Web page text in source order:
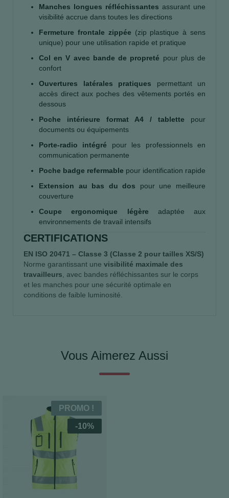
Manches longues réfléchissantes assurant une
visibilité accrue dans toutes les directions
Fermeture frontale zippée (zip plastique à sens
unique) pour une utilisation rapide et pratique
Col en V avec bande de propreté pour plus de
confort
Ouvertures latérales pratiques permettant un
accès direct aux poches des vêtements portés en
dessous
Poche intérieure format A4 / tablette pour
documents ou équipements
Porte-radio intégré pour les professionnels en
communication permanente
Poche badge refermable pour identification rapide
Extension au bas du dos pour une meilleure
couverture
Coupe ergonomique légère adaptée aux
environnements de travail intensifs
CERTIFICATIONS
EN ISO 20471 – Classe 3 (Classe 2 pour tailles XS/S)
Norme garantissant une visibilité maximale des
travailleurs , avec bandes réfléchissantes sur le corps
et les manches pour une sécurité optimale en
conditions de faible luminosité.
Vous Aimerez Aussi
PROMO !
-10%